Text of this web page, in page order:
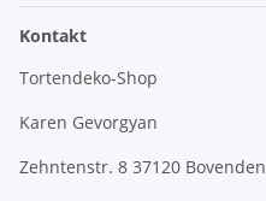
Kontakt
Tortendeko-Shop
Karen Gevorgyan
Zehntenstr. 8 37120 Bovenden